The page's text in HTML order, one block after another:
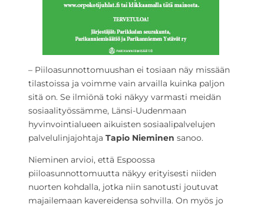
– Piiloasunnottomuushan ei tosiaan näy missään
tilastoissa ja voimme vain arvailla kuinka paljon
sitä on. Se ilmiönä toki näkyy varmasti meidän
sosiaalityössämme, Länsi-Uudenmaan
hyvinvointialueen aikuisten sosiaalipalvelujen
palvelulinjajohtaja Tapio Nieminen sanoo.
Nieminen arvioi, että Espoossa
piiloasunnottomuutta näkyy erityisesti niiden
nuorten kohdalla, jotka niin sanotusti joutuvat
majailemaan kavereidensa sohvilla. On myös jo